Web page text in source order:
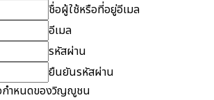
ชื่อผู้ใช้หรือที่อยู่อีเมล
อีเมล
รหัสผ่าน
ยืนยันรหัสผ่าน
กำหนดของวิญญูชน